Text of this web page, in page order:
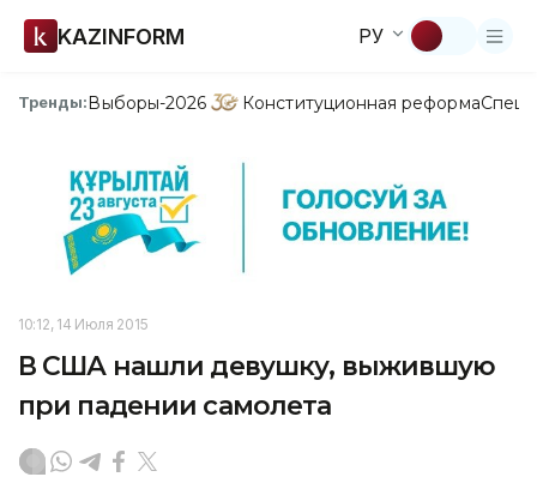
KAZINFORM РУ
Тренды:Выборы-2026 Конституционная реформа
10:12, 14 Июля 2015
В США нашли девушку, выжившую
при падении самолета